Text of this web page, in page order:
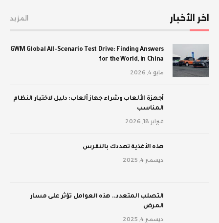
اخر الأخبار المزيد
GWM Global All-Scenario Test Drive: Finding Answers
for the World, in China
مايو 4, 2026
أجهزة الألعاب وشراء جهاز ألعاب: دليل لاختيار النظام
المناسب
فبراير 18, 2026
‫هذه الأغذية تهددك بالنقرس
ديسمبر 4, 2025
‫التصلب المتعدد.. هذه العوامل تؤثر على مسار
المرض
ديسمبر 4, 2025